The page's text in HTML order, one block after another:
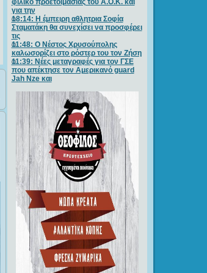
φιλικό προετοιμασίας του Α.Ο.Κ. και
για την
18:14: Η έμπειρη αθλητρια Σοφία
Σταματάκη θα συνεχίσει να προσφέρει
τις
11:48: Ο Νέστος Χρυσούπολης
καλωσορίζει στο ρόστερ του τον Ζήση
11:39: Νέες μεταγραφές για τον ΓΣE
που απέκτησε τον Αμερικανό guard
Jah Nze και